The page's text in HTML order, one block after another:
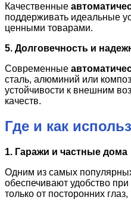
Качественные
поддерживать идеальные
ценными товарами.
5. Долговечность и
Современные
сталь, алюминий или
устойчивости к внешним
качеств.
Где и как
1. Гаражи и частные дома
Одним из самых
обеспечивают удобство
только от посторонних